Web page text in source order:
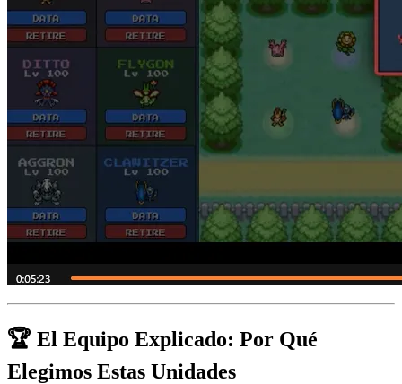
🏆 El Equipo Explicado: Por Qué
Elegimos Estas Unidades